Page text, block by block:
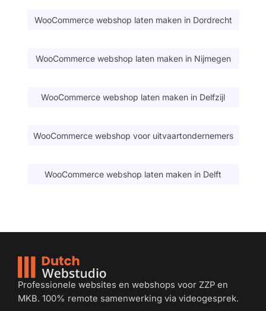
WooCommerce webshop laten maken in Dordrecht
WooCommerce webshop laten maken in Nijmegen
WooCommerce webshop laten maken in Delfzijl
WooCommerce webshop voor uitvaartondernemers
WooCommerce webshop laten maken in Delft
Professionele websites en webshops voor ZZP en
MKB. 100% remote samenwerking via videogesprek.